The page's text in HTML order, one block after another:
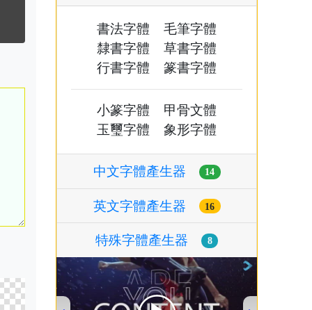
書法字體
毛筆字體
隸書字體
草書字體
行書字體
篆書字體
小篆字體
甲骨文體
玉璽字體
象形字體
中文字體產生器 14
英文字體產生器 16
特殊字體產生器 8